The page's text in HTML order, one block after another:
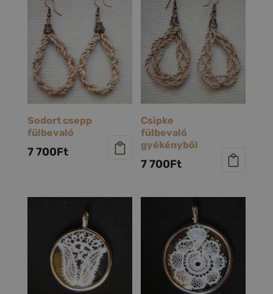
Sodort csepp
fülbevaló
7 700Ft
Csipke
fülbevaló
gyékényből
7 700Ft